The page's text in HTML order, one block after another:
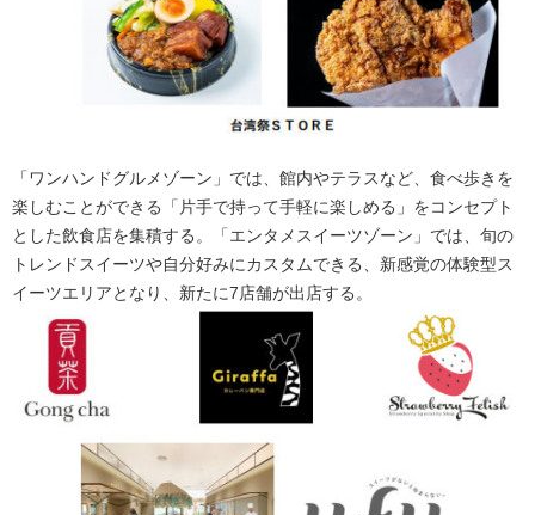
「ワンハンドグルメゾーン」では、館内やテラスなど、食べ歩きを
楽しむことができる「片手で持って手軽に楽しめる」をコンセプト
とした飲食店を集積する。「エンタメスイーツゾーン」では、旬の
トレンドスイーツや自分好みにカスタムできる、新感覚の体験型ス
イーツエリアとなり、新たに7店舗が出店する。